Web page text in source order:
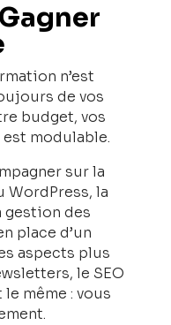
n’est
de vos
budget, vos
modulable.
sur la
WordPress, la
gestion des
place d’un
aspects plus
le SEO
même : vous